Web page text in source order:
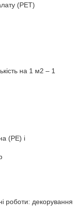
(PET)
на 1 м2 – 1
(PE) і
роботи: декорування